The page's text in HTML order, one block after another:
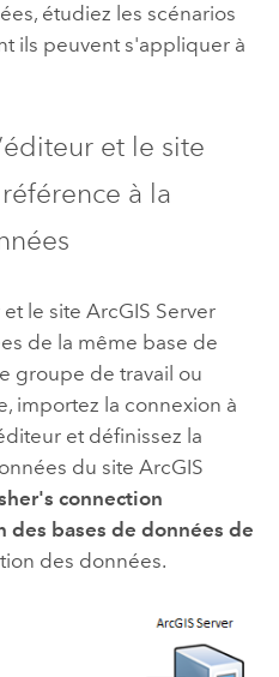
étudiez les scénarios
ils peuvent s'appliquer à
et le site
à la
le site ArcGIS Server
de la même base de
groupe de travail ou
importez la connexion à
et définissez la
du site ArcGIS
connection
bases de données de
des données.